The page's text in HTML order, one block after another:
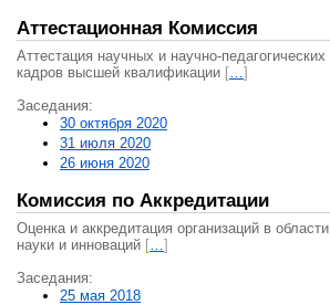
Аттестационная Комиссия
Аттестация научных и научно-педагогических
кадров высшей квалификации […]
Заседания:
30 октября 2020
31 июля 2020
26 июня 2020
Комиссия по Аккредитации
Оценка и аккредитация организаций в области
науки и инноваций […]
Заседания:
25 мая 2018